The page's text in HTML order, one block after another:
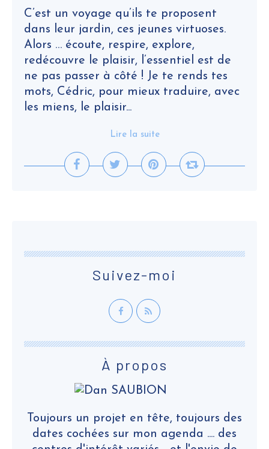
C’est un voyage qu’ils te proposent
dans leur jardin, ces jeunes virtuoses.
Alors … écoute, respire, explore,
redécouvre le plaisir, l’essentiel est de
ne pas passer à côté ! Je te rends tes
mots, Cédric, pour mieux traduire, avec
les miens, le plaisir...
Lire la suite
Suivez-moi
À propos
Toujours un projet en tête, toujours des
dates cochées sur mon agenda .... des